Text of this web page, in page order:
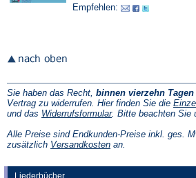
Liederbücher
Empfehlen:
Sie haben das Recht, binnen vierzehn Tagen
Vertrag zu widerrufen. Hier finden Sie die
und das Widerrufsformular(Öffnet
einem
neuen
. Bitte beachten Sie
Alle Preise sind Endkunden-Preise inkl. ges.
zusätzlich Versandkosten(Öffnet
an.